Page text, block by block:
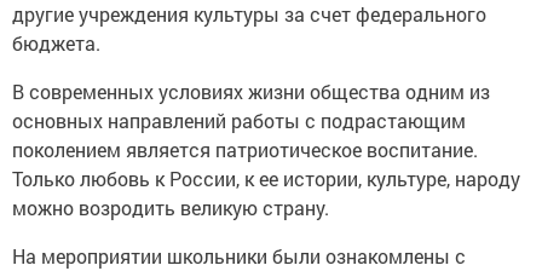
другие учреждения культуры за счет федерального
бюджета.
В современных условиях жизни общества одним из
основных направлений работы с подрастающим
поколением является патриотическое воспитание.
Только любовь к России, к ее истории, культуре, народу
можно возродить великую страну.
На мероприятии школьники были ознакомлены с